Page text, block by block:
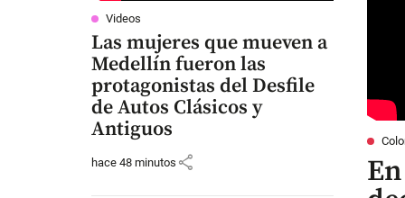
Videos
Las mujeres que mueven a
Medellín fueron las
protagonistas del Desfile
de Autos Clásicos y
Antiguos
hace 48 minutos share